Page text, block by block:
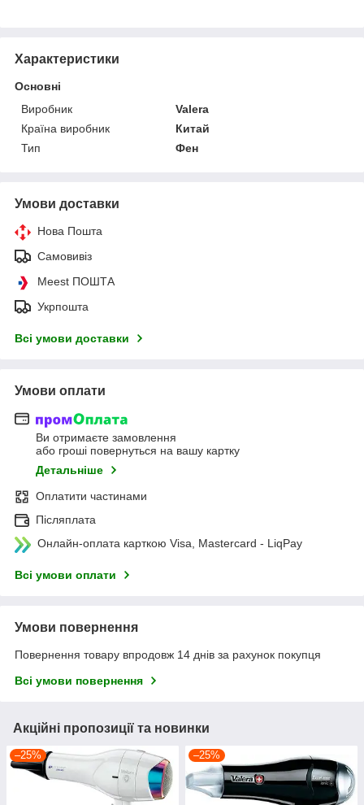
Характеристики
Основні
Виробник
Valera
Країна виробник
Китай
Тип
Фен
Умови доставки
Нова Пошта
Самовивіз
Meest ПОШТА
Укрпошта
Всі умови доставки
Умови оплати
Ви отримаєте замовлення
або гроші повернуться на вашу картку
Детальніше
Оплатити частинами
Післяплата
Онлайн-оплата карткою Visa, Mastercard - LiqPay
Всі умови оплати
Умови повернення
Повернення товару впродовж 14 днів за рахунок покупця
Всі умови повернення
Акційні пропозиції та новинки
–25% –25%